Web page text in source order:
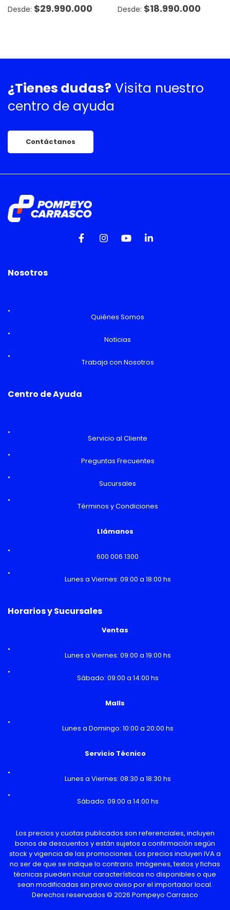
$29.990.000 $18.990.000
¿Tienes dudas? Visita nuestro
centro de ayuda
Contáctanos
Nosotros
Quiénes Somos
Noticias
Trabaja con Nosotros
Centro de Ayuda
Servicio al Cliente
Preguntas Frecuentes
Sucursales
Términos y Condiciones
Llámanos
600 006 1300
Lunes a Viernes: 09:00 a 18:00 hs
Horarios y Sucursales
Ventas
Lunes a Viernes: 09:00 a 19:00 hs
Sábado: 09:00 a 14:00 hs
Malls
Lunes a Domingo: 10:00 a 20:00 hs
Servicio Técnico
Lunes a Viernes: 08:30 a 18:30 hs
Sábado: 09:00 a 14:00 hs
Los precios y cuotas publicados son referenciales, incluyen
bonos de descuentos y están sujetos a confirmación según
stock y vigencia de las promociones. Los precios incluyen IVA a
no ser de que se indique lo contrario. Imágenes, textos y fichas
técnicas pueden incluir características no disponibles o que
sean modificadas sin previo aviso por el importador local.
Derechos reservados © 2026 Pompeyo Carrasco